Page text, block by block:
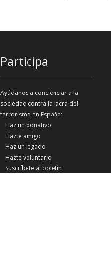
Participa
Ayúdanos a concienciar a la
sociedad contra la lacra del
terrorismo en España:
Haz un donativo
Hazte amigo
Haz un legado
Hazte voluntario
Suscríbete al boletín